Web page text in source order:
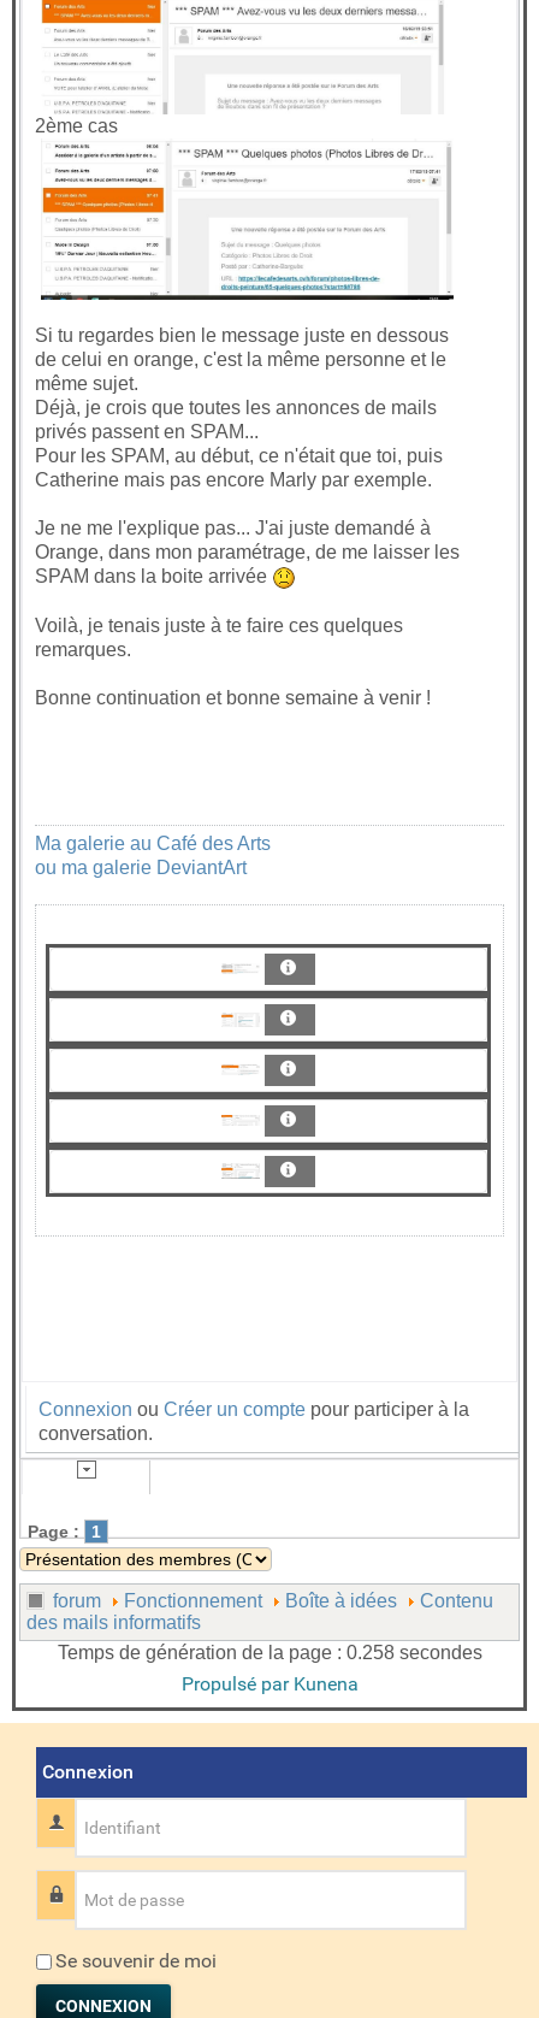
2ème cas
Si tu regardes bien le message juste en dessous
de celui en orange, c'est la même personne et le
même sujet.
Déjà, je crois que toutes les annonces de mails
privés passent en SPAM...
Pour les SPAM, au début, ce n'était que toi, puis
Catherine mais pas encore Marly par exemple.
Je ne me l'explique pas... J'ai juste demandé à
Orange, dans mon paramétrage, de me laisser les
SPAM dans la boite arrivée
Voilà, je tenais juste à te faire ces quelques
remarques.
Bonne continuation et bonne semaine à venir !
Ma galerie au Café des Arts
ou ma galerie DeviantArt
Connexion ou Créer un compte pour participer à la
conversation.
Page : 1
forum Fonctionnement Boîte à idées
Contenu
des mails informatifs
Temps de génération de la page : 0.258 secondes
Propulsé par Kunena
Connexion
Identifiant
Mot de passe
Se souvenir de moi
CONNEXION